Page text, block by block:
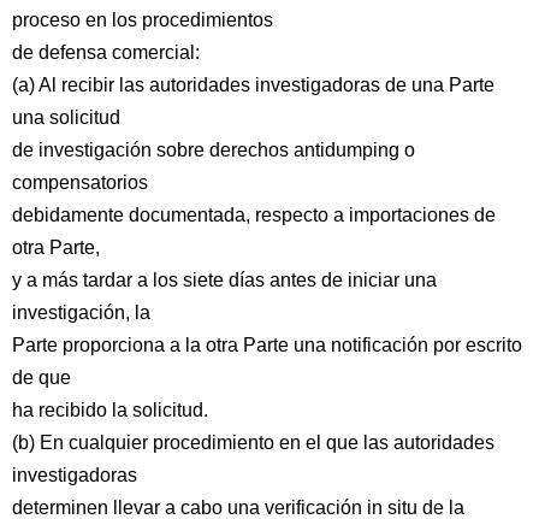
proceso en los procedimientos
de defensa comercial:
(a) Al recibir las autoridades investigadoras de una Parte
una solicitud
de investigación sobre derechos antidumping o
compensatorios
debidamente documentada, respecto a importaciones de
otra Parte,
y a más tardar a los siete días antes de iniciar una
investigación, la
Parte proporciona a la otra Parte una notificación por escrito
de que
ha recibido la solicitud.
(b) En cualquier procedimiento en el que las autoridades
investigadoras
determinen llevar a cabo una verificación in situ de la